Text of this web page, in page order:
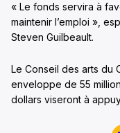
« Le fonds servira à
maintenir l’emploi »,
Steven Guilbeault.
Le Conseil des arts du
enveloppe de 55
dollars viseront à